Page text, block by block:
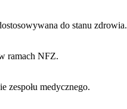
do stanu zdrowia.
ramach NFZ.
zespołu medycznego.